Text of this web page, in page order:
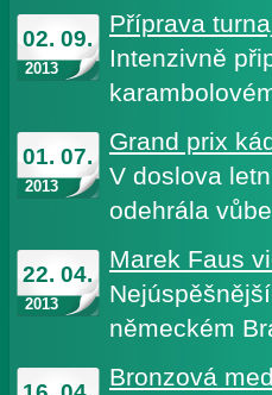
02. 09.
2013
Příprava
Intenzivně
01. 07.
2013
Grand prix
V doslova
odehrála
22. 04.
2013
Marek Faus
německém
Bronzová